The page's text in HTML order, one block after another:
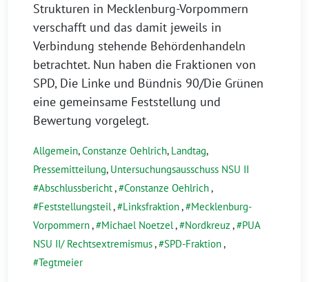
Strukturen in Mecklenburg-Vorpommern
verschafft und das damit jeweils in
Verbindung stehende Behördenhandeln
betrachtet. Nun haben die Fraktionen von
SPD, Die Linke und Bündnis 90/Die Grünen
eine gemeinsame Feststellung und
Bewertung vorgelegt.
Allgemein,Constanze Oehlrich, Landtag,
Pressemitteilung, Untersuchungsausschuss NSU II
Abschlussbericht, Constanze Oehlrich,
Feststellungsteil, Linksfraktion,
Mecklenburg-
Vorpommern, Michael Noetzel, Nordkreuz ,
PUA
NSU II/ Rechtsextremismus, SPD-Fraktion,
Tegtmeier